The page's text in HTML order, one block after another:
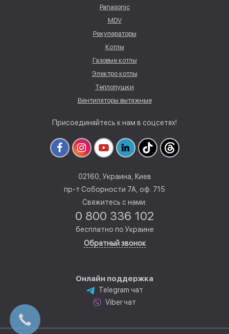
Panasonic
MDV
Рекуператоры
Котлы
Газовые котлы
Электро котлы
Теплопушки
Вентиляторы вытяжные
Присоединяйтесь к нам в соцсетях!
02160, Украина, Киев
пр-т Соборности 7А, оф. 715
Свяжитесь с нами:
0 800 336 102
бесплатно по Украине
Обратный звонок
Онлайн поддержка
Telegram чат
Viber чат